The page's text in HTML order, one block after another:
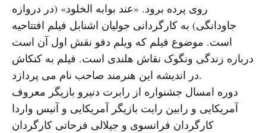
روی پرده برود. «عند بوابه الخلود» (در دروازه
جاودانگی) به کارگردانی جولیان اشنابل فیلم افتتاحیه
است. موضوع فیلم که ویلم دفو نقش اول آن است
درباره زندگی ونگوک نقاش هلندی است. فیلم به کنکاش
در اندیشه این هنرمند صاحب نام می پردازد.
دوره امسال جشنواره از رابرت دنیرو بازیگر معروف
آمریکایی و رابین رایت بازیگر آمریکایی و آنیس واردا
کارگردان فرانسوی و جیلالی فرحاتی کارگردان